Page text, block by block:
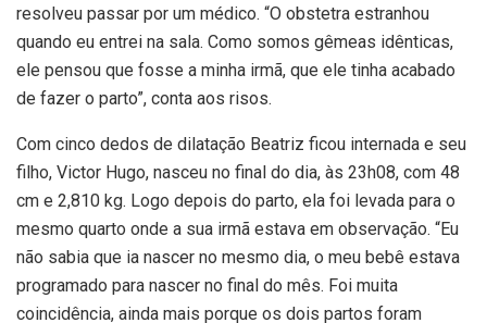
resolveu passar por um médico. “O obstetra estranhou
quando eu entrei na sala. Como somos gêmeas idênticas,
ele pensou que fosse a minha irmã, que ele tinha acabado
de fazer o parto”, conta aos risos.
Com cinco dedos de dilatação Beatriz ficou internada e seu
filho, Victor Hugo, nasceu no final do dia, às 23h08, com 48
cm e 2,810 kg. Logo depois do parto, ela foi levada para o
mesmo quarto onde a sua irmã estava em observação. “Eu
não sabia que ia nascer no mesmo dia, o meu bebê estava
programado para nascer no final do mês. Foi muita
coincidência, ainda mais porque os dois partos foram